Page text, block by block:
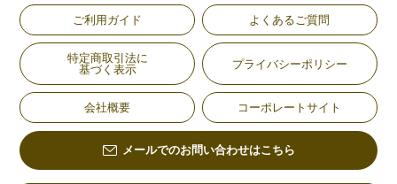
ご利用ガイド よくあるご質問
特定商取引法に
基づく表示
プライバシーポリシー
会社概要 コーポレートサイト
メールでのお問い合わせはこちら